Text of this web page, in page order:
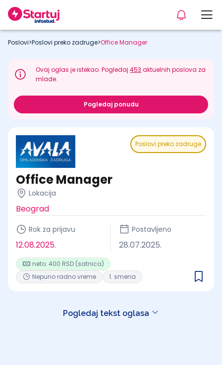
Poslovi>Poslovi preko zadruge>Office Manager
Ovaj oglas je istekao. Pogledaj453 aktuelnih poslova za
mlade.
Pogledaj ponudu
Poslovi preko zadruge
Office Manager
Lokacija
Beograd
Rok za prijavu
12.08.2025.
Postavljeno
28.07.2025.
neto: 400 RSD (satnica)
Nepuno radno vreme
1. smena
Pogledaj tekst oglasa